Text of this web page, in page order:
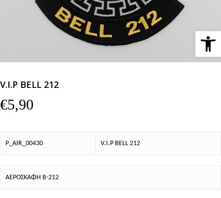
V.I.P BELL 212
€5,90
P_AIR_00430 V.I.P BELL 212
ΑΕΡΟΣΚΑΦΗ B-212